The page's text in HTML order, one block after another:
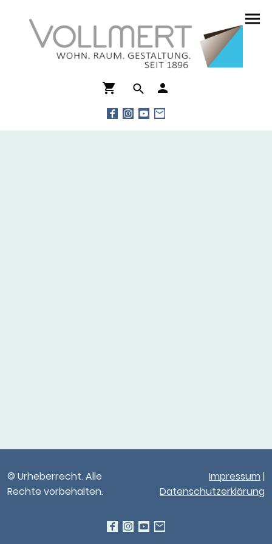
© Urheberrecht. Alle
Rechte vorbehalten.
Impressum |
Datenschutzerklärung